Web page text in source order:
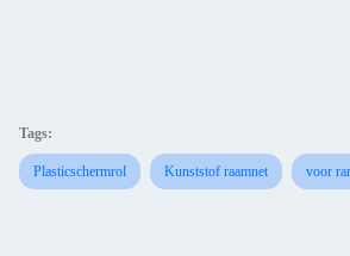
Tags:
Plasticschermrol Kunststof raamnet voor